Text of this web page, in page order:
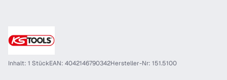
Inhalt: 1 StückEAN: 4042146790342Hersteller-Nr: 151.5100